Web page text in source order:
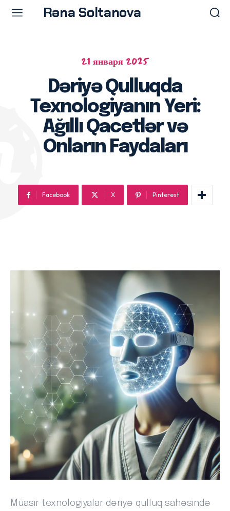
Ana səhifə
Prosedurlar
Məqalələr
Doktor Rəna
Ana səhifə
Prosedurlar
Məqalələr
Doktor Rəna
Rəna Soltanova
21 января 2025
Dəriyə Qulluqda
Texnologiyanın Yeri:
Ağıllı Qacetlər və
Onların Faydaları
Facebook X Pinterest
Müasir texnologiyalar dəriyə qulluq sahəsində